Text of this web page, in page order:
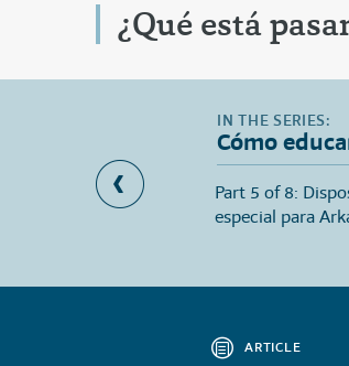
¿Qué está
Cómo
la escuela pública
en casa en
Part 5 of 8:
especial para
ARTICLE